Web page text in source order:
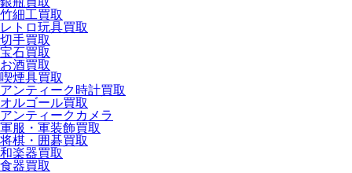
竹細工買取
レトロ玩具買取
切手買取
宝石買取
お酒買取
喫煙具買取
アンティーク時計買取
オルゴール買取
アンティークカメラ
軍服・軍装飾買取
将棋・囲碁買取
和楽器買取
食器買取